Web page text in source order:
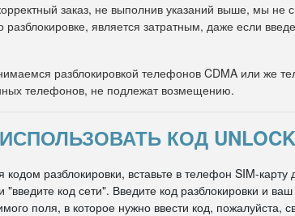
заказ, не выполнив указаний выше, мы
разблокировке, является затратным, даже если
разблокировкой телефонов CDMA или же
телефонов, не подлежат возмещению.
КОД
кодом разблокировки, вставьте в телефон SIM-
"введите код сети". Введите код разблокировки и
поля, в которое нужно ввести код, пожалуйста,